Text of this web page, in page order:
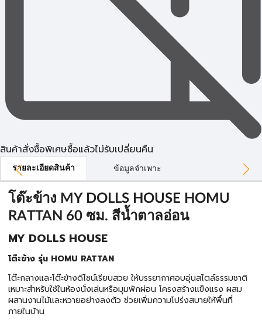
สินค้าสั่งซื้อพิเศษซื้อแล้วไม่รับเปลี่ยนคืน
รายละเอียดสินค้า ข้อมูลจำเพาะ
โต๊ะข้าง MY DOLLS HOUSE HOMU
RATTAN 60 ซม. สีน้ำตาลอ่อน
MY DOLLS HOUSE
โต๊ะข้าง รุ่น HOMU RATTAN
โต๊ะกลางและโต๊ะข้างดีไซน์เรียบสวย ให้บรรยากาศอบอุ่นสไตล์ธรรมชาติ
เหมาะสำหรับใช้ในห้องนั่งเล่นหรือมุมพักผ่อน โครงสร้างแข็งแรง ผสม
ผสานงานไม้และหวายอย่างลงตัว ช่วยเพิ่มความโปร่งสบายให้พื้นที่
ภายในบ้าน